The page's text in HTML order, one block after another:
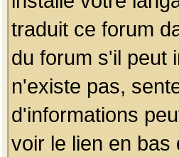
traduit ce forum
du forum s'il peut
n'existe pas,
d'informations
voir le lien en bas